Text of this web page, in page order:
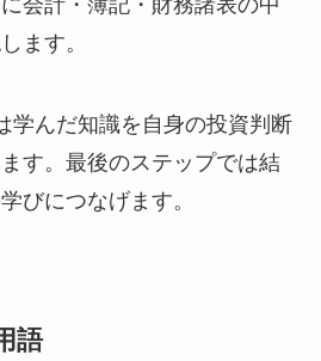
会計・簿記・財務諸表の中
ます。
学んだ知識を自身の投資判断
す。最後のステップでは結
びにつなげます。
語